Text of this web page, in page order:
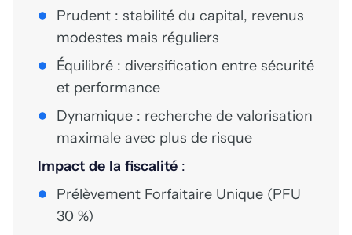
Prudent : stabilité du capital, revenus
modestes mais réguliers
Équilibré : diversification entre sécurité
et performance
Dynamique : recherche de valorisation
maximale avec plus de risque
Impact de la fiscalité :
Prélèvement Forfaitaire Unique (PFU
30 %)